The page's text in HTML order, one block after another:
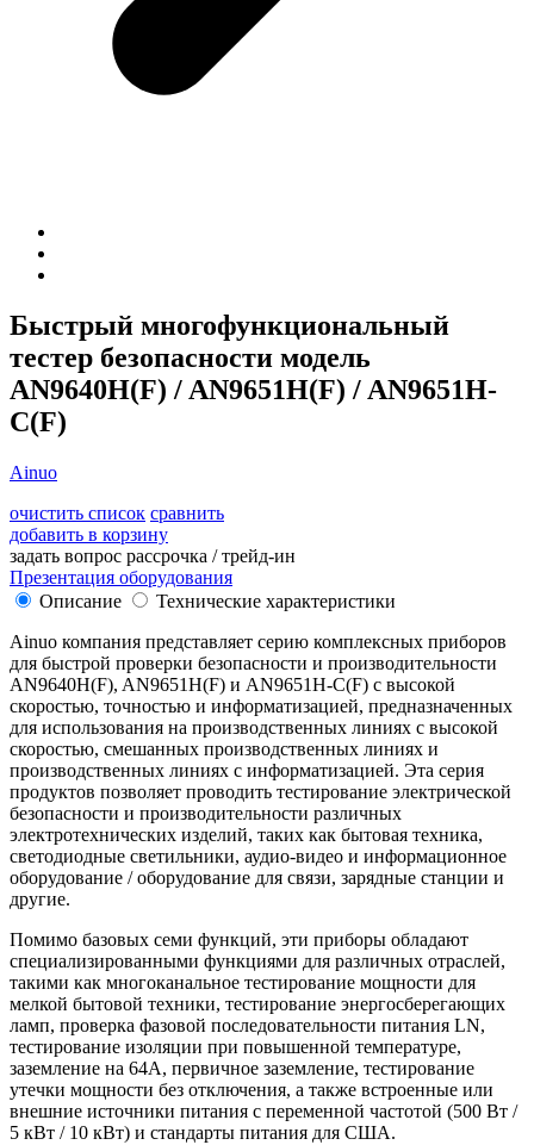
Быстрый многофункциональный
тестер безопасности модель
AN9640H(F) / AN9651H(F) / AN9651H-
C(F)
Ainuo
очистить список сравнить
добавить в корзину
задать вопрос рассрочка / трейд-ин
Презентация оборудования
Описание
Технические характеристики
Ainuo компания представляет серию комплексных приборов
для быстрой проверки безопасности и производительности
AN9640H(F), AN9651H(F) и AN9651H-C(F) с высокой
скоростью, точностью и информатизацией, предназначенных
для использования на производственных линиях с высокой
скоростью, смешанных производственных линиях и
производственных линиях с информатизацией. Эта серия
продуктов позволяет проводить тестирование электрической
безопасности и производительности различных
электротехнических изделий, таких как бытовая техника,
светодиодные светильники, аудио-видео и информационное
оборудование / оборудование для связи, зарядные станции и
другие.
Помимо базовых семи функций, эти приборы обладают
специализированными функциями для различных отраслей,
такими как многоканальное тестирование мощности для
мелкой бытовой техники, тестирование энергосберегающих
ламп, проверка фазовой последовательности питания LN,
тестирование изоляции при повышенной температуре,
заземление на 64A, первичное заземление, тестирование
утечки мощности без отключения, а также встроенные или
внешние источники питания с переменной частотой (500 Вт /
5 кВт / 10 кВт) и стандарты питания для США.